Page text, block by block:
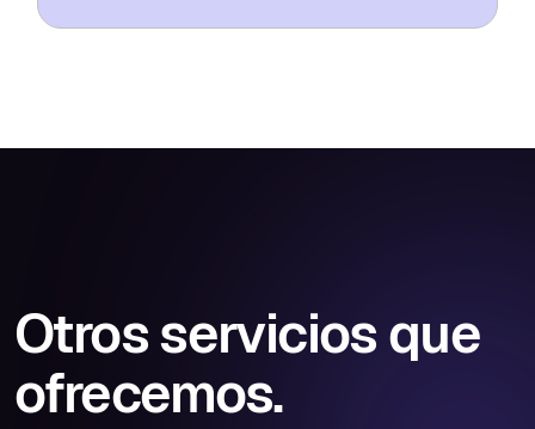
Otros servicios que
ofrecemos.